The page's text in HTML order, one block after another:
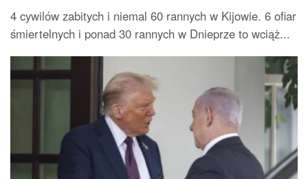
4 cywilów zabitych i niemal 60 rannych w Kijowie. 6 ofiar
śmiertelnych i ponad 30 rannych w Dnieprze to wciąż...